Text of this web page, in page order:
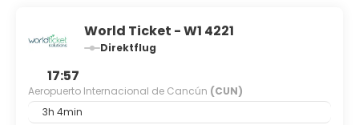
World Ticket - W1 4221
Direktflug
17:57
Aeropuerto Internacional de Cancún (CUN)
3h 4min